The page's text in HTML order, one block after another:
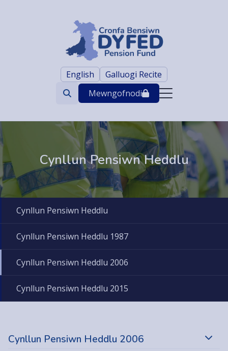
English Galluogi Recite
Search
Mewngofnodi
Cynllun Pensiwn Heddlu
Cynllun Pensiwn Heddlu
Cynllun Pensiwn Heddlu 1987
Cynllun Pensiwn Heddlu 2006
Cynllun Pensiwn Heddlu 2015
Cynllun Pensiwn Heddlu 2006